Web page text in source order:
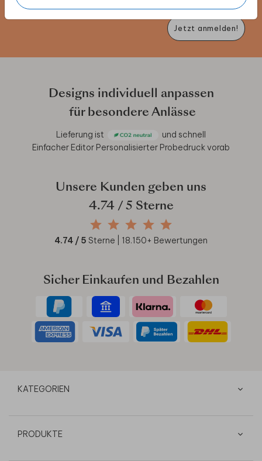
Jetzt anmelden!
Designs individuell anpassen
für besondere Anlässe
Lieferung ist
und schnell
Einfacher Editor Personalisierter Probedruck vorab
Unsere Kunden geben uns
4.74/ 5 Sterne
4.74 / 5 Sterne | 18.150+ Bewertungen
Sicher Einkaufen und Bezahlen
KATEGORIEN
PRODUKTE